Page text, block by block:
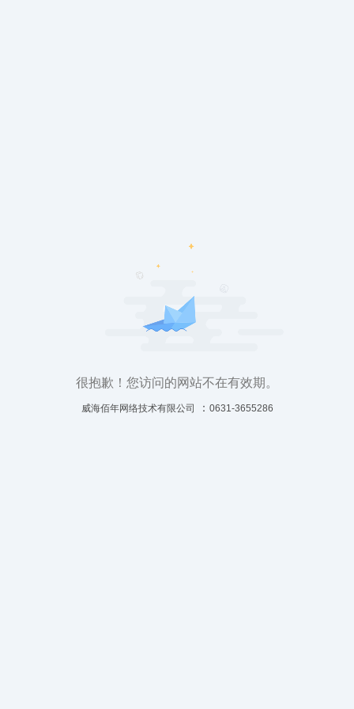
很抱歉！您访问的网站不在有效期。
威海佰年网络技术有限公司 ： 0631-3655286